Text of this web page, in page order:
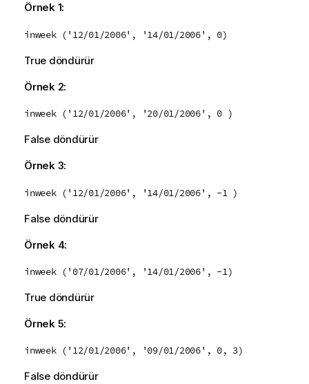
Örnek 1:
inweek ('12/01/2006', '14/01/2006', 0)
True döndürür
Örnek 2:
inweek ('12/01/2006', '20/01/2006', 0 )
Falsedöndürür
Örnek 3:
inweek ('12/01/2006', '14/01/2006', -1 )
Falsedöndürür
Örnek 4:
inweek ('07/01/2006', '14/01/2006', -1)
True döndürür
Örnek 5:
inweek ('12/01/2006', '09/01/2006', 0, 3)
Falsedöndürür